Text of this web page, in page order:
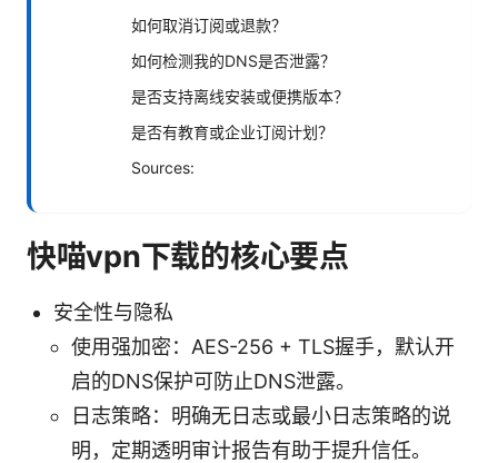
如何取消订阅或退款？
如何检测我的DNS是否泄露？
是否支持离线安装或便携版本？
是否有教育或企业订阅计划？
Sources:
快喵vpn下载的核心要点
安全性与隐私
使用强加密：AES-256 + TLS握手，默认开
启的DNS保护可防止DNS泄露。
日志策略：明确无日志或最小日志策略的说
明，定期透明审计报告有助于提升信任。